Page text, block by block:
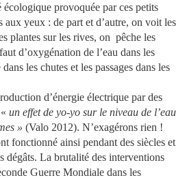
provoquée par ces petits
aux yeux : de part et d’autre, on voit les
plantes sur les rives, on pêche les
d’oxygénation de l’eau dans les
les chutes et les passages dans les
d’énergie électrique par des
un effet de yo-yo sur le niveau de l’eau
» (Valo 2012). N’exagérons rien !
fonctionné ainsi pendant des siècles et
dégâts. La brutalité des interventions
Guerre Mondiale dans les